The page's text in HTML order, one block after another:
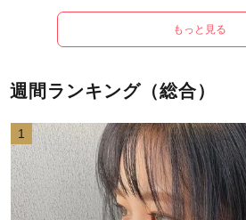
もっと見る
週間ランキング（総合）
1